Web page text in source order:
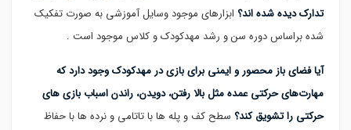
تدارک دیده شده اند؟ ابزارهای موجود وسایل آموزشی به صورت تفکیک
شده براساس دوره سن و رشد مهدکودک و کلاس موجود است .
آیا فضای باز محصور و ایمنی برای بازی در مهدکودک وجود دارد که
مهارت‌های حرکتی عمده مثل بالا رفتن، ‌دویدن، راندن اسباب بازی های
حرکتی را تشویق کند؟ سطح کف و پله ها با تاتامی و نرده ها با حفاظ